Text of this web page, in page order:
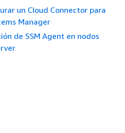
un Cloud Connector para
Manager
de SSM Agent en nodos